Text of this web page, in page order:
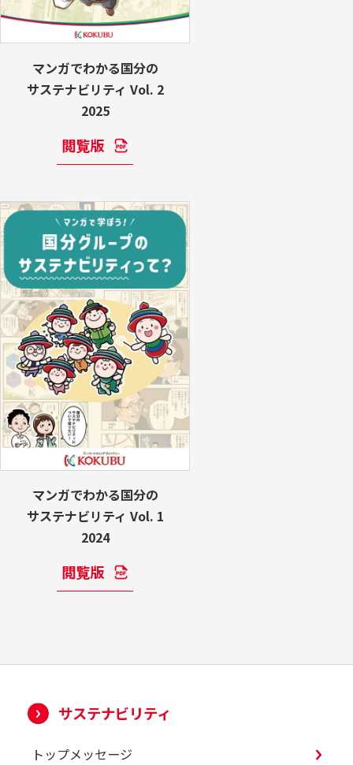
マンガでわかる国分の
サステナビリティ Vol. 2
2025
閲覧版
マンガでわかる国分の
サステナビリティ Vol. 1
2024
閲覧版
サステナビリティ
トップメッセージ